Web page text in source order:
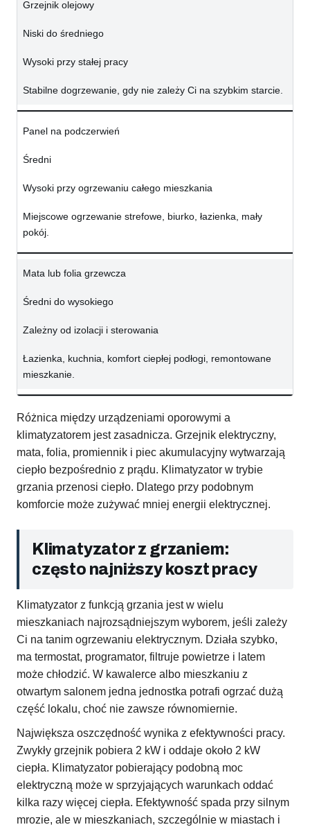
Grzejnik olejowy
Niski do średniego
Wysoki przy stałej pracy
Stabilne dogrzewanie, gdy nie zależy Ci na szybkim starcie.
Panel na podczerwień
Średni
Wysoki przy ogrzewaniu całego mieszkania
Miejscowe ogrzewanie strefowe, biurko, łazienka, mały
pokój.
Mata lub folia grzewcza
Średni do wysokiego
Zależny od izolacji i sterowania
Łazienka, kuchnia, komfort ciepłej podłogi, remontowane
mieszkanie.
Różnica między urządzeniami oporowymi a
klimatyzatorem jest zasadnicza. Grzejnik elektryczny,
mata, folia, promiennik i piec akumulacyjny wytwarzają
ciepło bezpośrednio z prądu. Klimatyzator w trybie
grzania przenosi ciepło. Dlatego przy podobnym
komforcie może zużywać mniej energii elektrycznej.
Klimatyzator z grzaniem:
często najniższy koszt pracy
Klimatyzator z funkcją grzania jest w wielu
mieszkaniach najrozsądniejszym wyborem, jeśli zależy
Ci na tanim ogrzewaniu elektrycznym. Działa szybko,
ma termostat, programator, filtruje powietrze i latem
może chłodzić. W kawalerce albo mieszkaniu z
otwartym salonem jedna jednostka potrafi ogrzać dużą
część lokalu, choć nie zawsze równomiernie.
Największa oszczędność wynika z efektywności pracy.
Zwykły grzejnik pobiera 2 kW i oddaje około 2 kW
ciepła. Klimatyzator pobierający podobną moc
elektryczną może w sprzyjających warunkach oddać
kilka razy więcej ciepła. Efektywność spada przy silnym
mrozie, ale w mieszkaniach, szczególnie w miastach i